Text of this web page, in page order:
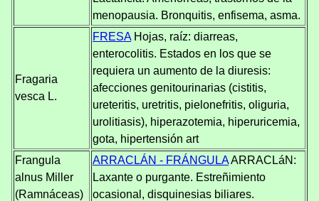
menopausia. Bronquitis, enfisema, asma.
Fragaria
vesca L.
FRESAHojas, raíz: diarreas,
enterocolitis. Estados en los que se
requiera un aumento de la diuresis:
afecciones genitourinarias (cistitis,
ureteritis, uretritis, pielonefritis, oliguria,
urolitiasis), hiperazotemia, hiperuricemia,
gota, hipertensión art
Frangula
alnus Miller
(Ramnáceas)
ARRACLÁN - FRÁNGULAARRACLáN:
Laxante o purgante. Estreñimiento
ocasional, disquinesias biliares.